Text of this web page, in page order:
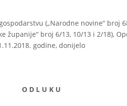
(„Narodne novine“ broj
županije“ broj 6/13, 10/13 i 2/18),
godine, donijelo
O D L U K U